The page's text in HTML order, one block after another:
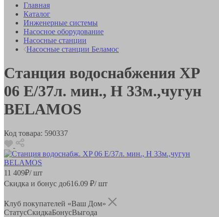
Главная
Каталог
Инженерные системы
Насосное оборудование
Насосные станции
Насосные станции Беламос
Станция водоснабжения XP
06 E/37л. мин., Н 33м.,чугун
BELAMOS
Код товара: 590337
11 409₽/ шт
Скидка и бонус до616.09 ₽/ шт
Клуб покупателей «Ваш Дом»
СтатусСкидкаБонусВыгода